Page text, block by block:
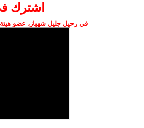
اشترك
في رحيل جليل شهباز، عضو هيئة